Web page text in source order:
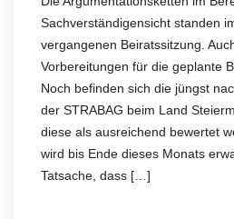
Sachverständigensicht standen
vergangenen Beiratssitzung.
Vorbereitungen für die geplante
Noch befinden sich die jüngst
der STRABAG beim Land
diese als ausreichend bewertet
wird bis Ende dieses Monats
Tatsache, dass […]